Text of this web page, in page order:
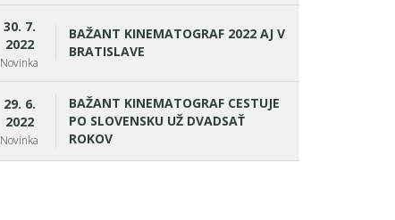
30. 7.
2022
Novinka
BAŽANT KINEMATOGRAF 2022 AJ V
BRATISLAVE
29. 6.
2022
Novinka
BAŽANT KINEMATOGRAF CESTUJE
PO SLOVENSKU UŽ DVADSAŤ
ROKOV